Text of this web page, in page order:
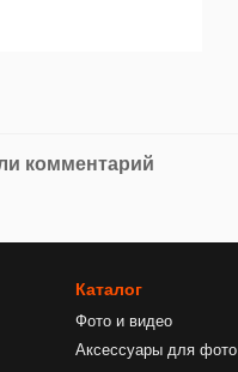
комментарий
Каталог
Фото и видео
Аксессуары для фото